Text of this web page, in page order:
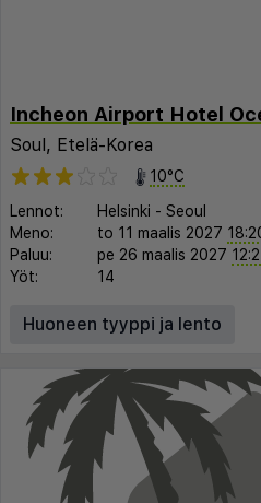
Incheon Airport Hotel
Soul, Etelä-Korea
10°C
Lennot:
Helsinki - Seoul
Meno:
to 11 maalis 2027
Paluu:
pe 26 maalis 2027
Yöt:
14
Huoneen tyyppi ja lento